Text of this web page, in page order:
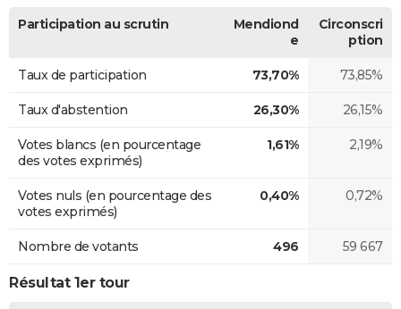
Participation au scrutin
Mendiond
e
Circonscri
ption
Taux de participation 73,70% 73,85%
Taux d'abstention 26,30% 26,15%
Votes blancs (en pourcentage
des votes exprimés)
1,61% 2,19%
Votes nuls (en pourcentage des
votes exprimés)
0,40% 0,72%
Nombre de votants 496 59 667
Résultat 1er tour